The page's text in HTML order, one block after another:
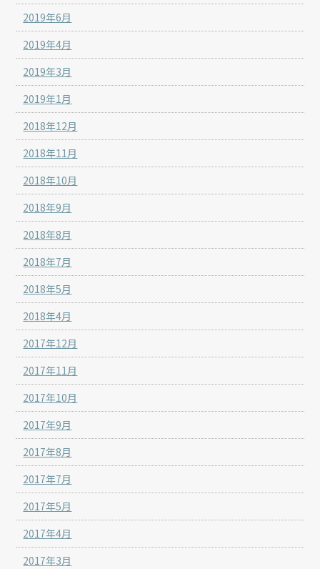
2019年6月
2019年4月
2019年3月
2019年1月
2018年12月
2018年11月
2018年10月
2018年9月
2018年8月
2018年7月
2018年5月
2018年4月
2017年12月
2017年11月
2017年10月
2017年9月
2017年8月
2017年7月
2017年5月
2017年4月
2017年3月